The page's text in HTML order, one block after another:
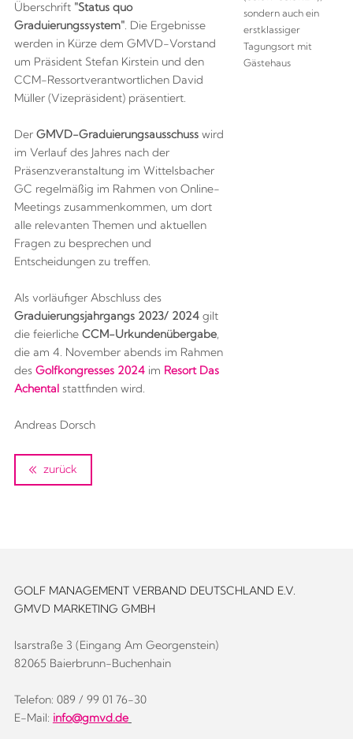
Überschrift "Status quo
Graduierungssystem". Die Ergebnisse
werden in Kürze dem GMVD-Vorstand
um Präsident Stefan Kirstein und den
CCM-Ressortverantwortlichen David
Müller (Vizepräsident) präsentiert.
Der GMVD-Graduierungsausschusswird
im Verlauf des Jahres nach der
Präsenzveranstaltung im Wittelsbacher
GC regelmäßig im Rahmen von Online-
Meetings zusammenkommen, um dort
alle relevanten Themen und aktuellen
Fragen zu besprechen und
Entscheidungen zu treffen.
Als vorläufiger Abschluss des
Graduierungsjahrgangs 2023/ 2024gilt
die feierliche CCM-Urkundenübergabe,
die am 4. November abends im Rahmen
des Golfkongresses 2024im Resort Das
Achental stattfinden wird.
Andreas Dorsch
sondern auch ein
erstklassiger
Tagungsort mit
Gästehaus
zurück
GOLF MANAGEMENT VERBAND DEUTSCHLAND E.V.
GMVD MARKETING GMBH
Isarstraße 3 (Eingang Am Georgenstein)
82065 Baierbrunn-Buchenhain
Telefon: 089 / 99 01 76-30
E-Mail: info@gmvd.de